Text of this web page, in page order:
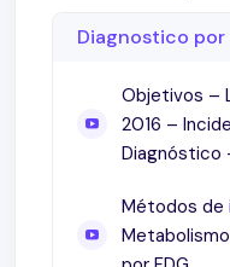
Criterios de
Score de
Criterios de
RP – Deauville 4
Criterios de
RC por PET y
Diagnostico por
Objetivos –
2016 –
Diagnóstico
Métodos de